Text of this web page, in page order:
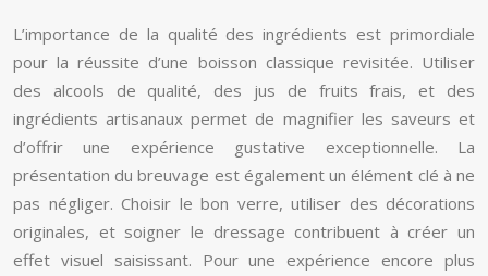
L’importance de la qualité des ingrédients est primordiale
pour la réussite d’une boisson classique revisitée. Utiliser
des alcools de qualité, des jus de fruits frais, et des
ingrédients artisanaux permet de magnifier les saveurs et
d’offrir une expérience gustative exceptionnelle. La
présentation du breuvage est également un élément clé à ne
pas négliger. Choisir le bon verre, utiliser des décorations
originales, et soigner le dressage contribuent à créer un
effet visuel saisissant. Pour une expérience encore plus